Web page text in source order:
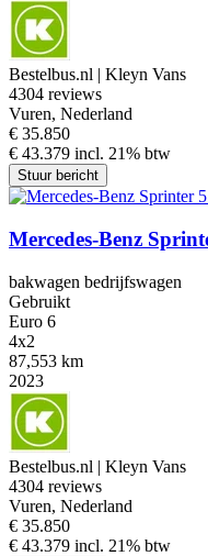
Bestelbus.nl | Kleyn Vans
4304 reviews
Vuren, Nederland
€ 35.850
€ 43.379 incl. 21% btw
Stuur bericht
Mercedes-Benz
bakwagen bedrijfswagen
Gebruikt
Euro 6
4x2
87,553 km
2023
Bestelbus.nl | Kleyn Vans
4304 reviews
Vuren, Nederland
€ 35.850
€ 43.379 incl. 21% btw